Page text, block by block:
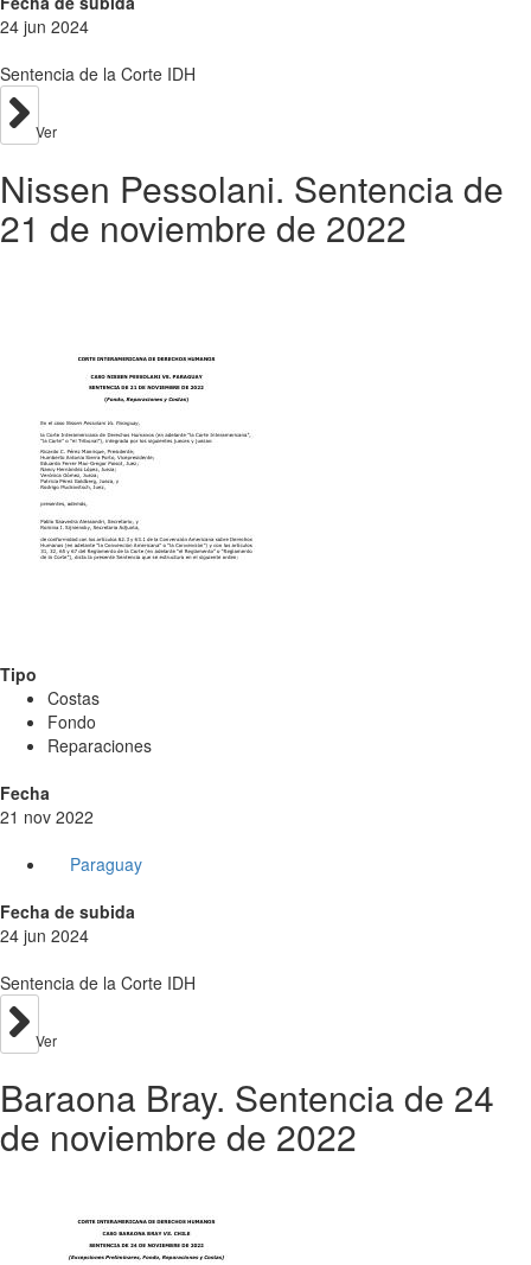
24 jun 2024
Sentencia de la Corte IDH
Ver
Nissen Pessolani. Sentencia de
21 de noviembre de 2022
Tipo
Costas
Fondo
Reparaciones
Fecha
21 nov 2022
Paraguay
Fecha de subida
24 jun 2024
Sentencia de la Corte IDH
Ver
Baraona Bray. Sentencia de 24
de noviembre de 2022